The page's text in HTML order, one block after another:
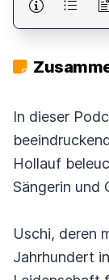
In dieser
Hollauf
Sängerin und
Uschi, deren
Jahrhundert